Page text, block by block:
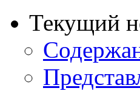
Текущий